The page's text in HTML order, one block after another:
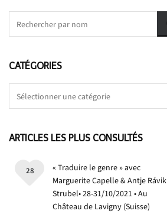
CATÉGORIES
ARTICLES LES PLUS CONSULTÉS
« Traduire le genre » avec
Marguerite Capelle & Antje Rávik
Strubel• 28-31/10/2021 • Au
Château de Lavigny (Suisse)
28